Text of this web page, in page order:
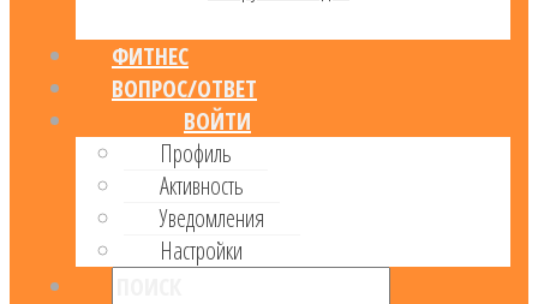
ФИТНЕС
ВОПРОС/ОТВЕТ
ВОЙТИ
Профиль
Активность
Уведомления
Настройки